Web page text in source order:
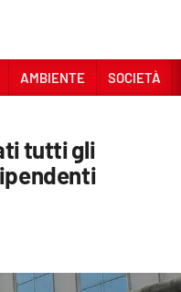
AMBIENTE SOCIETÀ
tutti gli